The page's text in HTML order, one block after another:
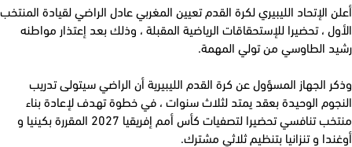
الإتحاد الليبيري لكرة القدم تعيين المغربي عادل الراضي لقيادة المنتخب
، تحضيرا للإستحقاقات الرياضية المقبلة ، وذلك بعد إعتذار مواطنه
الطاوسي من تولي المهمة.
الجهاز المسؤول عن كرة القدم الليبيرية أن الراضي سيتولى تدريب
الوحيدة بعقد يمتد لثلاث سنوات ، في خطوة تهدف لإعادة بناء
منتخب تنافسي تحضيرا لتصفيات كأس أمم إفريقيا 2027 المقررة بكينيا و
و تنزانيا بتنظيم ثلاثي مشترك.